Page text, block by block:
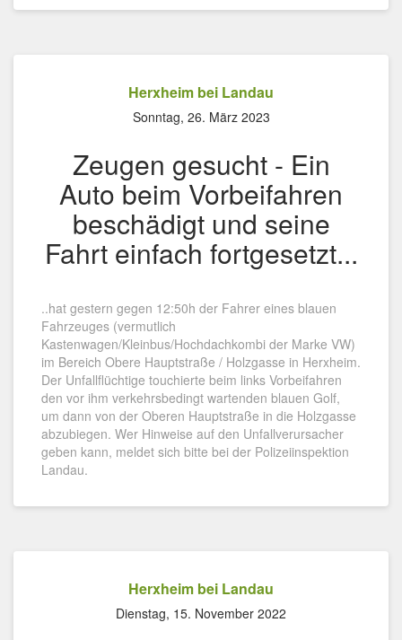
Herxheim bei Landau
Sonntag, 26. März 2023
Zeugen gesucht - Ein
Auto beim Vorbeifahren
beschädigt und seine
Fahrt einfach fortgesetzt...
..hat gestern gegen 12:50h der Fahrer eines blauen
Fahrzeuges (vermutlich
Kastenwagen/Kleinbus/Hochdachkombi der Marke VW)
im Bereich Obere Hauptstraße / Holzgasse in Herxheim.
Der Unfallflüchtige touchierte beim links Vorbeifahren
den vor ihm verkehrsbedingt wartenden blauen Golf,
um dann von der Oberen Hauptstraße in die Holzgasse
abzubiegen. Wer Hinweise auf den Unfallverursacher
geben kann, meldet sich bitte bei der Polizeiinspektion
Landau.
Herxheim bei Landau
Dienstag, 15. November 2022